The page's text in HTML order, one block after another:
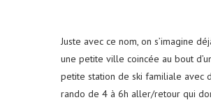
Juste avec ce nom, on s’imagine
une petite ville coincée au bout
petite station de ski familiale avec
rando de 4 à 6h aller/retour qui